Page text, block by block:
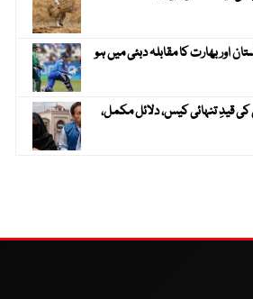
کپ 2026، پاکستان اور بھارت کا مقابلہ دبئی میں ہو
کی قیدِ تنہائی کیس، دلائل مکمل،